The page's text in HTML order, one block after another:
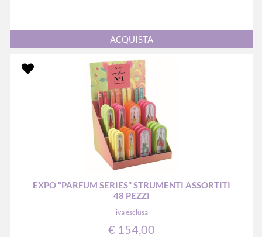
Quantità
ACQUISTA
EXPO "PARFUM SERIES" STRUMENTI ASSORTITI
48 PEZZI
iva esclusa
€ 154,00